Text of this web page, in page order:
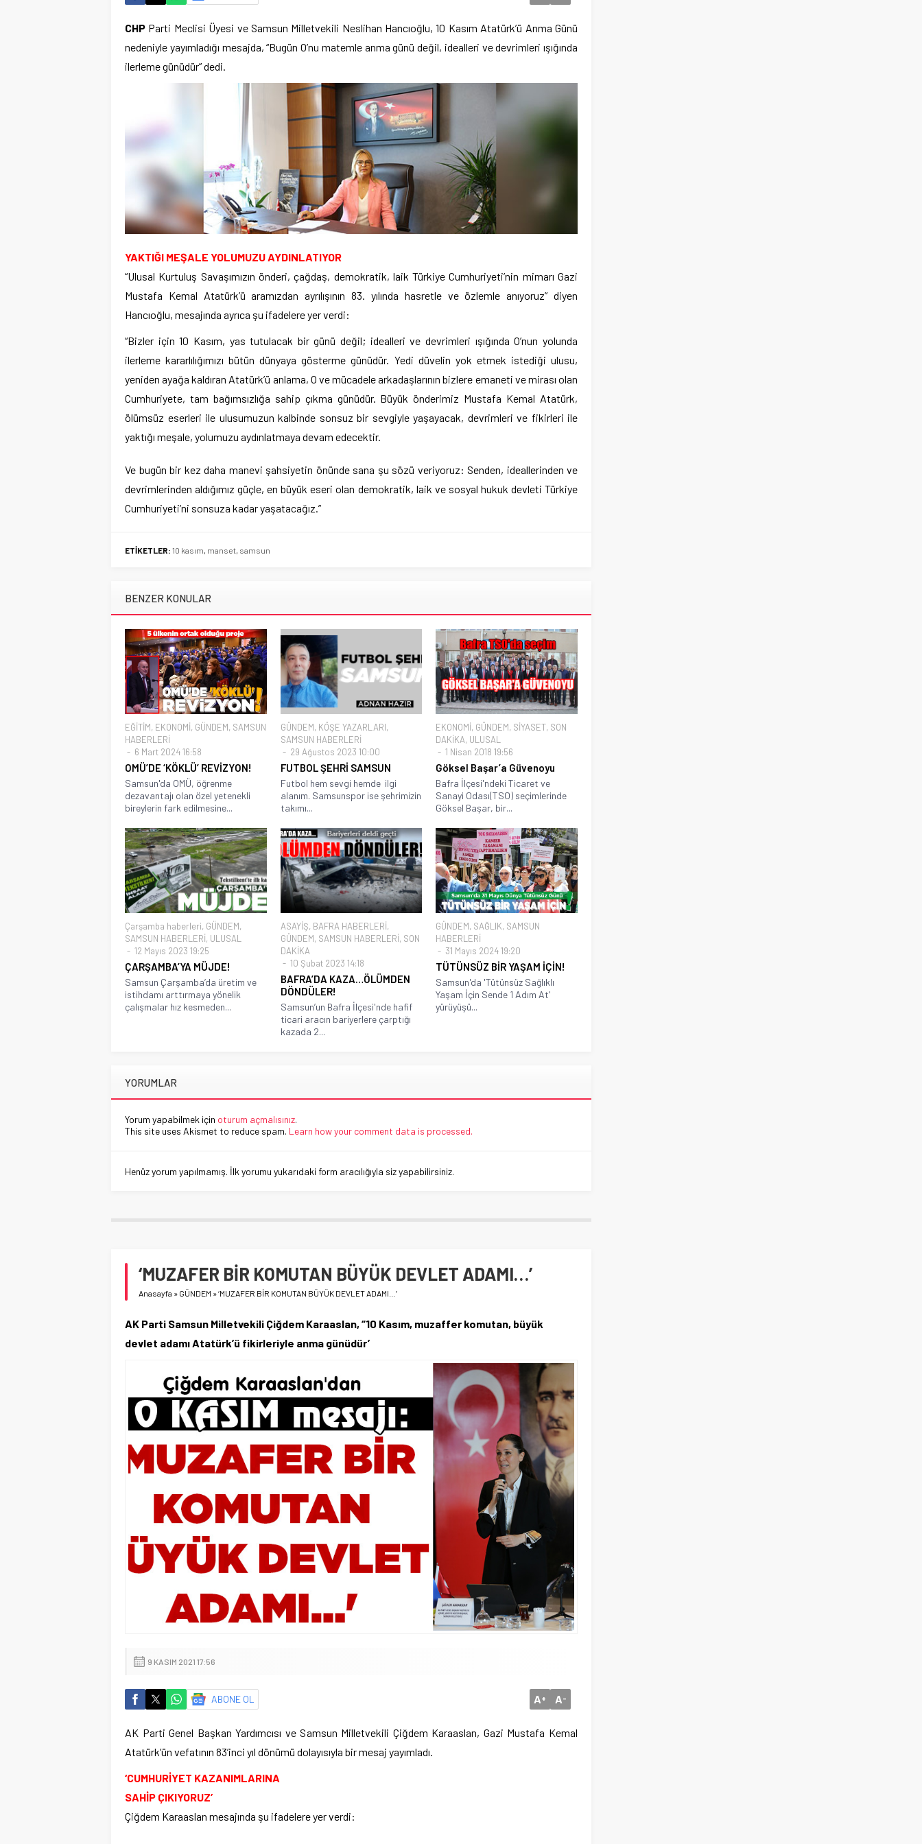
CHP Parti Meclisi Üyesi ve Samsun Milletvekili Neslihan Hancıoğlu, 10 Kasım Atatürk’ü Anma Günü
nedeniyle yayımladığı mesajda, “Bugün O’nu matemle anma günü değil, idealleri ve devrimleri ışığında
ilerleme günüdür” dedi.
YAKTIĞI MEŞALE YOLUMUZU AYDINLATIYOR
“Ulusal Kurtuluş Savaşımızın önderi, çağdaş, demokratik, laik Türkiye Cumhuriyeti’nin mimarı Gazi
Mustafa Kemal Atatürk’ü aramızdan ayrılışının 83. yılında hasretle ve özlemle anıyoruz” diyen
Hancıoğlu, mesajında ayrıca şu ifadelere yer verdi:
“Bizler için 10 Kasım, yas tutulacak bir günü değil; idealleri ve devrimleri ışığında O’nun yolunda
ilerleme kararlılığımızı bütün dünyaya gösterme günüdür. Yedi düvelin yok etmek istediği ulusu,
yeniden ayağa kaldıran Atatürk’ü anlama, O ve mücadele arkadaşlarının bizlere emaneti ve mirası olan
Cumhuriyete, tam bağımsızlığa sahip çıkma günüdür. Büyük önderimiz Mustafa Kemal Atatürk,
ölümsüz eserleri ile ulusumuzun kalbinde sonsuz bir sevgiyle yaşayacak, devrimleri ve fikirleri ile
yaktığı meşale, yolumuzu aydınlatmaya devam edecektir.
Ve bugün bir kez daha manevi şahsiyetin önünde sana şu sözü veriyoruz: Senden, ideallerinden ve
devrimlerinden aldığımız güçle, en büyük eseri olan demokratik, laik ve sosyal hukuk devleti Türkiye
Cumhuriyeti’ni sonsuza kadar yaşatacağız.”
ETİKETLER: 10 kasım manset samsun
BENZER KONULAR
EĞİTİM, EKONOMİ, GÜNDEM, SAMSUN
HABERLERİ
6 Mart 2024 16:58
OMÜ’DE ‘KÖKLÜ’ REVİZYON!
Samsun'da OMÜ, öğrenme
dezavantajı olan özel yetenekli
bireylerin fark edilmesine...
GÜNDEM, KÖŞE YAZARLARI,
SAMSUN HABERLERİ
29 Ağustos 2023 10:00
FUTBOL ŞEHRİ SAMSUN
Futbol hem sevgi hemde ilgi
alanım. Samsunspor ise şehrimizin
takımı...
EKONOMİ, GÜNDEM, SİYASET, SON
DAKİKA, ULUSAL
1 Nisan 2018 19:56
Göksel Başar’a Güvenoyu
Bafra İlçesi'ndeki Ticaret ve
Sanayi Odası(TSO) seçimlerinde
Göksel Başar, bir...
Çarşamba haberleri, GÜNDEM,
SAMSUN HABERLERİ, ULUSAL
12 Mayıs 2023 19:25
ÇARŞAMBA’YA MÜJDE!
Samsun Çarşamba’da üretim ve
istihdamı arttırmaya yönelik
çalışmalar hız kesmeden...
ASAYİŞ, BAFRA HABERLERİ,
GÜNDEM, SAMSUN HABERLERİ, SON
DAKİKA
10 Şubat 2023 14:18
BAFRA’DA KAZA…ÖLÜMDEN
DÖNDÜLER!
Samsun’un Bafra İlçesi'nde hafif
ticari aracın bariyerlere çarptığı
kazada 2...
GÜNDEM, SAĞLIK, SAMSUN
HABERLERİ
31 Mayıs 2024 19:20
TÜTÜNSÜZ BİR YAŞAM İÇİN!
Samsun'da 'Tütünsüz Sağlıklı
Yaşam İçin Sende 1 Adım At'
yürüyüşü...
YORUMLAR
Yorum yapabilmek için oturum açmalısınız.
This site uses Akismet to reduce spam. Learn how your comment data is processed.
Henüz yorum yapılmamış. İlk yorumu yukarıdaki form aracılığıyla siz yapabilirsiniz.
‘MUZAFER BİR KOMUTAN BÜYÜK DEVLET ADAMI…’
Anasayfa » GÜNDEM »‘MUZAFER BİR KOMUTAN BÜYÜK DEVLET ADAMI…’
AK Parti Samsun Milletvekili Çiğdem Karaaslan, “10 Kasım, muzaffer komutan, büyük
devlet adamı Atatürk’ü fikirleriyle anma günüdür’
9 KASIM 2021 17:56
ABONE OL A+ A-
AK Parti Genel Başkan Yardımcısı ve Samsun Milletvekili Çiğdem Karaaslan, Gazi Mustafa Kemal
Atatürk’ün vefatının 83’inci yıl dönümü dolayısıyla bir mesaj yayımladı.
‘CUMHURİYET KAZANIMLARINA
SAHİP ÇIKIYORUZ’
Çiğdem Karaaslan mesajında şu ifadelere yer verdi: